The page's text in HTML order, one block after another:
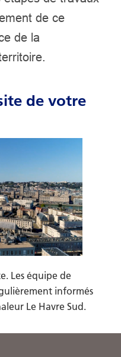
de ce
de la
de votre
Les équipe de
informés
Le Havre Sud.